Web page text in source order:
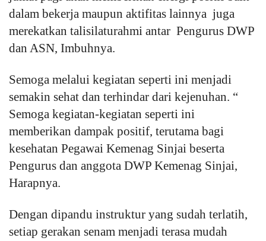
dalam bekerja maupun aktifitas lainnya juga
merekatkan talisilaturahmi antar Pengurus DWP
dan ASN, Imbuhnya.
Semoga melalui kegiatan seperti ini menjadi
semakin sehat dan terhindar dari kejenuhan. “
Semoga kegiatan-kegiatan seperti ini
memberikan dampak positif, terutama bagi
kesehatan Pegawai Kemenag Sinjai beserta
Pengurus dan anggota DWP Kemenag Sinjai,
Harapnya.
Dengan dipandu instruktur yang sudah terlatih,
setiap gerakan senam menjadi terasa mudah